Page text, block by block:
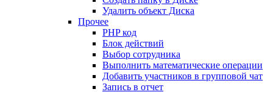
Удалить объект Диска
Прочее
PHP код
Блок действий
Выбор сотрудника
Выполнить математические операции
Добавить участников в групповой чат
Запись в отчет